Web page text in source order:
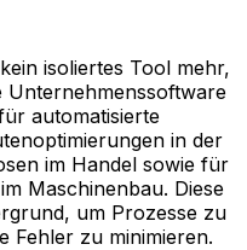
isoliertes Tool mehr,
automatisierte
in der
im Handel sowie für
Maschinenbau. Diese
um Prozesse zu
Fehler zu minimieren.